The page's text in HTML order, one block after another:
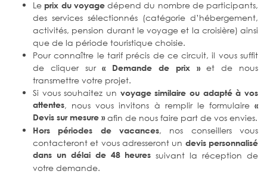
Le prix du voyagedépend du nombre de participants,
des services sélectionnés (catégorie d’hébergement,
activités, pension durant le voyage et la croisière) ainsi
que de la période touristique choisie.
Pour connaître le tarif précis de ce circuit, il vous suffit
de cliquer sur« Demande de prix »et de nous
transmettre votre projet.
Si vous souhaitez un voyage similaire ou adapté à vos
attentes, nous vous invitons à remplir le formulaire «
Devis sur mesure »afin de nous faire part de vos envies.
Hors périodes de vacances, nos conseillers vous
contacteront et vous adresseront un devis personnalisé
dans un délai de 48 heures suivant la réception de
votre demande.